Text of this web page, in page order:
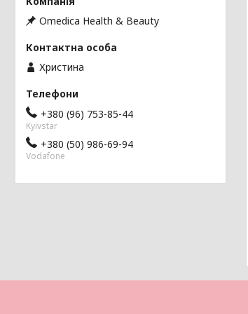
Omedica Health & Beauty
Христина
+380 (96) 753-85-44
Kyivstar
+380 (50) 986-69-94
Vodafone